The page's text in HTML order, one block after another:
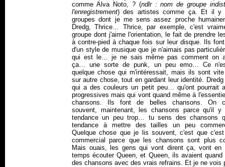
comme Alva Noto, ? (ndlr : nom de groupe
l'enregistrement) des artistes comme ça. Et il y
groupes dont je me sens assez proche
Dredg, Thrice… Thrice, par exemple, c'est
groupe dont j'aime l'orientation, le fait de prendre
à contre-pied à chaque fois sur leur disque. Ils
d'un style de musique que je n'aimais pas
qui est le… je ne sais même pas comment on
ça… une sorte de punk, un peu emo… Ce
quelque chose qui m'intéressait, mais ils sont
sur autre chose, tout en gardant leur identité.
qui a des couleurs un petit peu… qu'ont pourrait
progressives mais qui vont quand même à
chansons. Ils font de belles chansons. On
souvent, maintenant, les chansons parce qu'il y
tendance un peu trop… tu sens des chansons
tendance à mettre des tailles un peu
Quelque chose que je lis souvent, c'est que
commercial parce que les chansons sont plus
Mais ouais, les gens qui vont dirent ça, vont en
temps écouter Queen, et Queen, ils avaient quand
des chansons avec des vrais refrains. Et je ne vois